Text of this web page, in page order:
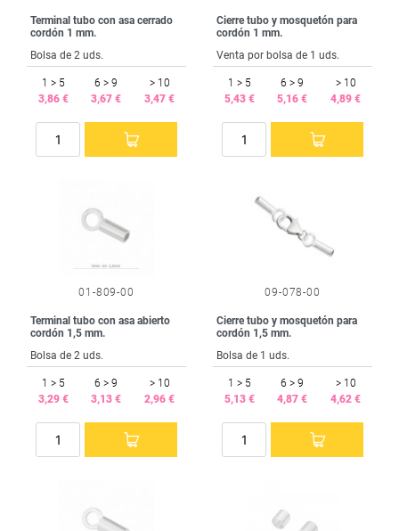
Terminal tubo con asa cerrado
cordón 1 mm.
Bolsa de 2 uds.
1 > 5
3,86 €
6 > 9
3,67 €
> 10
3,47 €
Cierre tubo y mosquetón para
cordón 1 mm.
Venta por bolsa de 1 uds.
1 > 5
5,43 €
6 > 9
5,16 €
> 10
4,89 €
01-809-00
Terminal tubo con asa abierto
cordón 1,5 mm.
Bolsa de 2 uds.
1 > 5
3,29 €
6 > 9
3,13 €
> 10
2,96 €
09-078-00
Cierre tubo y mosquetón para
cordón 1,5 mm.
Bolsa de 1 uds.
1 > 5
5,13 €
6 > 9
4,87 €
> 10
4,62 €